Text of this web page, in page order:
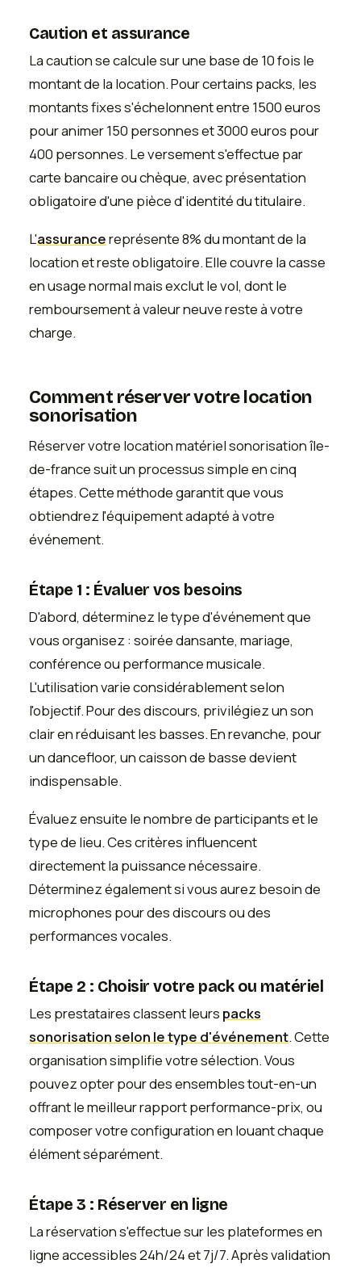
Caution et assurance
La caution se calcule sur une base de 10 fois le
montant de la location. Pour certains packs, les
montants fixes s'échelonnent entre 1500 euros
pour animer 150 personnes et 3000 euros pour
400 personnes. Le versement s'effectue par
carte bancaire ou chèque, avec présentation
obligatoire d'une pièce d'identité du titulaire.
L'assurancereprésente 8% du montant de la
location et reste obligatoire. Elle couvre la casse
en usage normal mais exclut le vol, dont le
remboursement à valeur neuve reste à votre
charge.
Comment réserver votre location
sonorisation
Réserver votre location matériel sonorisation île-
de-france suit un processus simple en cinq
étapes. Cette méthode garantit que vous
obtiendrez l'équipement adapté à votre
événement.
Étape 1 : Évaluer vos besoins
D'abord, déterminez le type d'événement que
vous organisez : soirée dansante, mariage,
conférence ou performance musicale.
L'utilisation varie considérablement selon
l'objectif. Pour des discours, privilégiez un son
clair en réduisant les basses. En revanche, pour
un dancefloor, un caisson de basse devient
indispensable.
Évaluez ensuite le nombre de participants et le
type de lieu. Ces critères influencent
directement la puissance nécessaire.
Déterminez également si vous aurez besoin de
microphones pour des discours ou des
performances vocales.
Étape 2 : Choisir votre pack ou matériel
Les prestataires classent leurs packs
sonorisation selon le type d'événement. Cette
organisation simplifie votre sélection. Vous
pouvez opter pour des ensembles tout-en-un
offrant le meilleur rapport performance-prix, ou
composer votre configuration en louant chaque
élément séparément.
Étape 3 : Réserver en ligne
La réservation s'effectue sur les plateformes en
ligne accessibles 24h/24 et 7j/7. Après validation